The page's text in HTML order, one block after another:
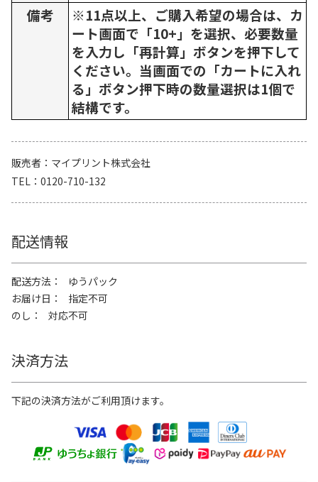
備考
※11点以上、ご購入希望の場合は、カ
ート画面で「10+」を選択、必要数量
を入力し「再計算」ボタンを押下して
ください。当画面での「カートに入れ
る」ボタン押下時の数量選択は1個で
結構です。
販売者
マイプリント株式会社
TEL
0120-710-132
配送情報
配送方法
ゆうパック
お届け日
指定不可
のし
対応不可
決済方法
下記の決済方法がご利用頂けます。